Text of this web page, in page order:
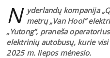
N yderlandų kompanija
metrų „Van Hool“
„Yutong“, praneša
elektrinių autobusų, kurie
2025 m. liepos mėnesio.